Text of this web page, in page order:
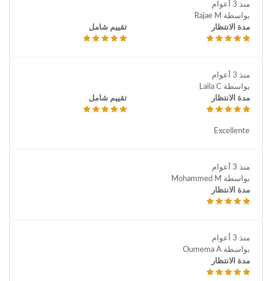
منذ 3 أعوام
بواسطة Rajae M
مدة الانتظار
تقييم شامل
منذ 3 أعوام
بواسطة Laila C
مدة الانتظار
تقييم شامل
Excellente
منذ 3 أعوام
بواسطة Mohammed M
مدة الانتظار
منذ 3 أعوام
بواسطة Oumema A
مدة الانتظار